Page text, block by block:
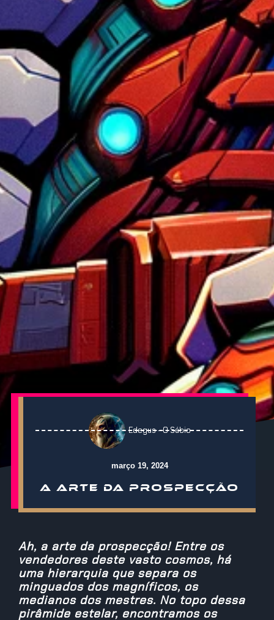
Edegus - O Sábio
março 19, 2024
A ARTE DA PROSPECÇÃO
Ah, a arte da prospecção! Entre os
vendedores deste vasto cosmos, há
uma hierarquia que separa os
minguados dos magníficos, os
medianos dos mestres. No topo dessa
pirâmide estelar, encontramos os